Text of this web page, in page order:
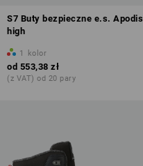
S7 Buty bezpieczne e.s. Apodis
high
1 kolor
od 553,38 zł
(z VAT) od 20 pary